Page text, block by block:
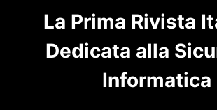
La Prima Rivista
Dedicata alla
Informatica